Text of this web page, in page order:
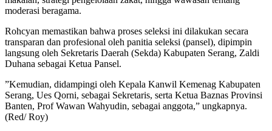
moderasi beragama.
‎Rohcyan memastikan bahwa proses seleksi ini dilakukan secara
transparan dan profesional oleh panitia seleksi (pansel), dipimpin
langsung oleh Sekretaris Daerah (Sekda) Kabupaten Serang, Zaldi
Duhana sebagai Ketua Pansel.
‎”Kemudian, didampingi oleh Kepala Kanwil Kemenag Kabupaten
Serang, Ues Qorni, sebagai Sekretaris, serta Ketua Baznas Provinsi
Banten, Prof Wawan Wahyudin, sebagai anggota,” ungkapnya.
(Red/ Roy)